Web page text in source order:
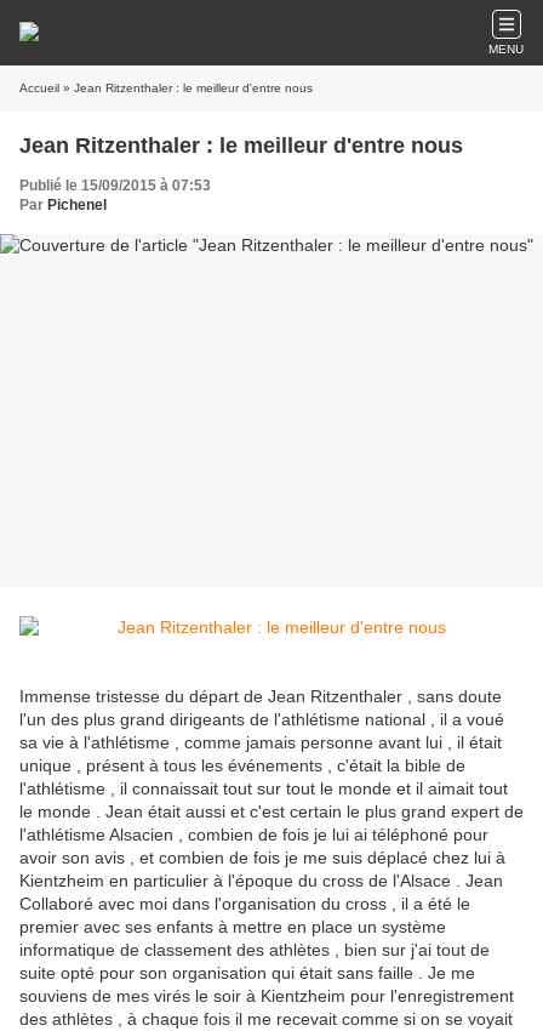
MENU
Accueil » Jean Ritzenthaler : le meilleur d'entre nous
Jean Ritzenthaler : le meilleur d'entre nous
Publié le 15/09/2015 à 07:53
Par Pichenel
Immense tristesse du départ de Jean Ritzenthaler , sans doute
l'un des plus grand dirigeants de l'athlétisme national , il a voué
sa vie à l'athlétisme , comme jamais personne avant lui , il était
unique , présent à tous les événements , c'était la bible de
l'athlétisme , il connaissait tout sur tout le monde et il aimait tout
le monde . Jean était aussi et c'est certain le plus grand expert de
l'athlétisme Alsacien , combien de fois je lui ai téléphoné pour
avoir son avis , et combien de fois je me suis déplacé chez lui à
Kientzheim en particulier à l'époque du cross de l'Alsace . Jean
Collaboré avec moi dans l'organisation du cross , il a été le
premier avec ses enfants à mettre en place un système
informatique de classement des athlètes , bien sur j'ai tout de
suite opté pour son organisation qui était sans faille . Je me
souviens de mes virés le soir à Kientzheim pour l'enregistrement
des athlètes , à chaque fois il me recevait comme si on se voyait